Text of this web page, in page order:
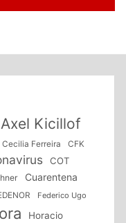
Axel Kicillof
Cecilia Ferreira CFK
COT
Cuarentena
Federico Ugo
Horacio